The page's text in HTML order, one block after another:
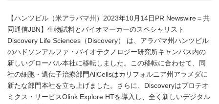
【ハンツビル（米アラバマ州）2023年10月14日PR Newswire＝共
同通信JBN】生物試料とバイオマーカーのスペシャリスト
Discovery Life Sciences（Discovery） は、アラバマ州ハンツビル
のハドソンアルファ・バイオテクノロジー研究所キャンパス内の
新しいグローバル本社に移転しました。この移転に合わせて、同
社の細胞・遺伝子治療部門AllCellsはカリフォルニア州アラメダに
新たな部門本社を立ち上げました。さらに、Discoveryはプロテオ
ミクス・サービスOlink Explore HTを導入し、全く新しいデジタル